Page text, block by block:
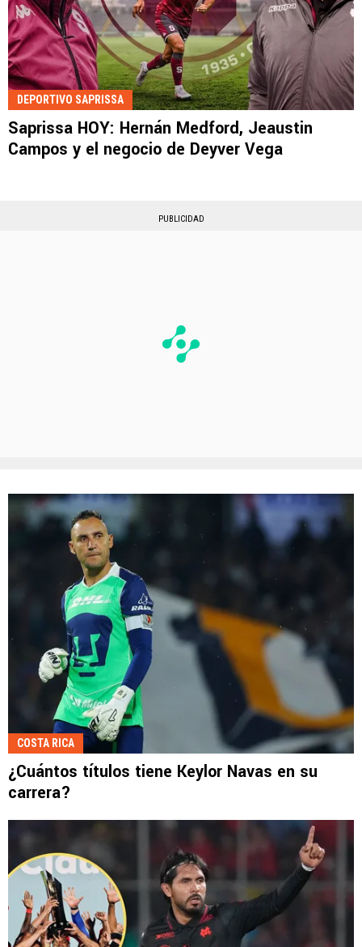
DEPORTIVO SAPRISSA
Saprissa HOY: Hernán Medford, Jeaustin
Campos y el negocio de Deyver Vega
PUBLICIDAD
COSTA RICA
¿Cuántos títulos tiene Keylor Navas en su
carrera?